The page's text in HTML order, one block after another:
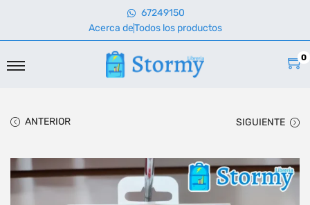
67249150
Acerca deTodos los productos
0
ANTERIOR SIGUIENTE